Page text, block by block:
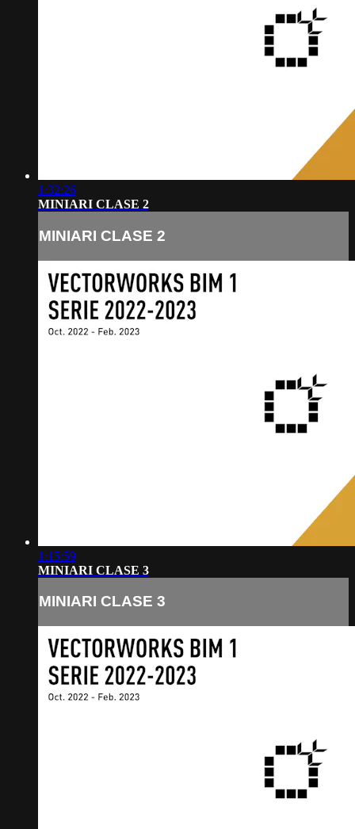
1:32:26
MINIARI CLASE 2
MINIARI CLASE 2
1:15:59
MINIARI CLASE 3
MINIARI CLASE 3